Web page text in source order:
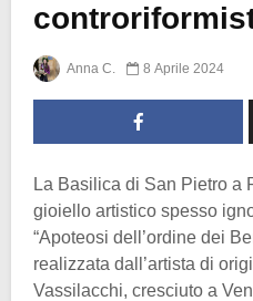
Anna C. 8 Aprile 2024
La Basilica di San Pietro a
gioiello artistico spesso
“Apoteosi dell’ordine dei
realizzata dall’artista di
Vassilacchi, cresciuto a